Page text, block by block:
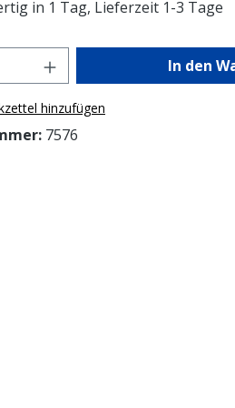
in 1 Tag, Lieferzeit 1-3 Tage
Anzahl: Gib denIn den
hinzufügen
7576